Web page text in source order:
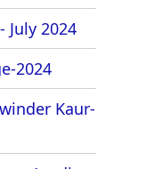
July 2024
2024
Kaur-